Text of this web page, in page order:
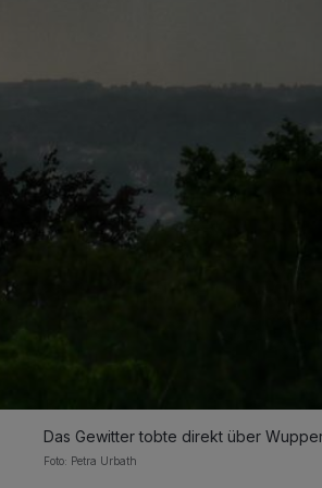
Das Gewitter tobte direkt über
Foto: Petra Urbath